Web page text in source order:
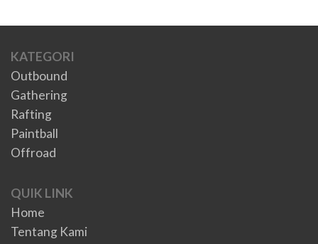
KATEGORI
Outbound
Gathering
Rafting
Paintball
Offroad
QUIK LINK
Home
Tentang Kami